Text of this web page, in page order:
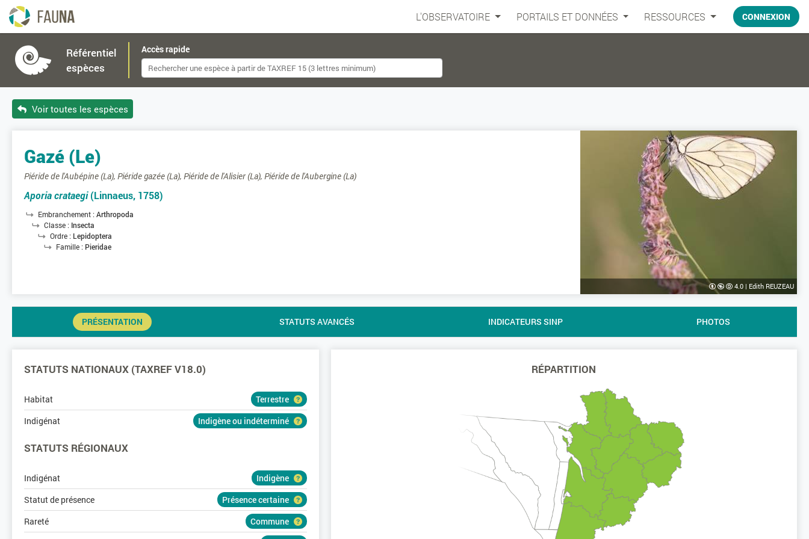
L'OBSERVATOIRE PORTAILS ET DONNÉES RESSOURCES CONNEXION
Référentiel
espèces
Accès rapide
Voir toutes les espèces
Gazé (Le)
Piéride de l'Aubépine (La), Piéride gazée (La), Piéride de l'Alisier (La), Piéride de l'Aubergine (La)
Aporia crataegi(Linnaeus, 1758)
Embranchement : Arthropoda
Classe : Insecta
Ordre : Lepidoptera
Famille : Pieridae
4.0 | Edith REUZEAU
PRÉSENTATION STATUTS AVANCÉS INDICATEURS SINP PHOTOS
RÉPARTITION
STATUTS NATIONAUX (TAXREF V18.0)
Habitat
Terrestre
Indigénat
Indigène ou indéterminé
STATUTS RÉGIONAUX
Indigénat
Indigène
Statut de présence
Présence certaine
Rareté
Commune